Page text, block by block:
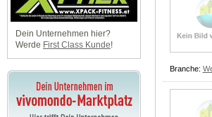
Dein Unternehmen hier?
Werde First Class Kunde!
Branche: